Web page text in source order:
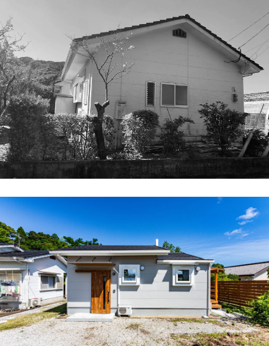
イベント情報
資料請求・お問い合わせ
Tel.0985-71-3090